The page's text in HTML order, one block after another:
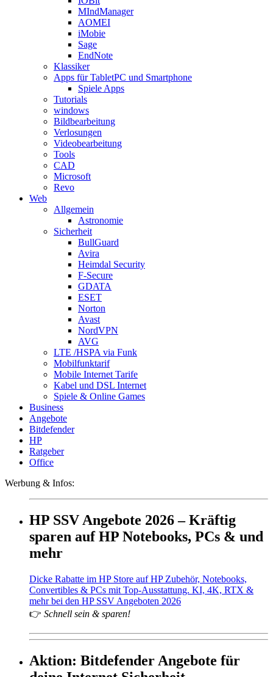
MIndManager
AOMEI
iMobie
Sage
EndNote
Klassiker
Apps für TabletPC und Smartphone
Spiele Apps
Tutorials
windows
Bildbearbeitung
Verlosungen
Videobearbeitung
Tools
CAD
Microsoft
Revo
Web
Allgemein
Astronomie
Sicherheit
BullGuard
Avira
Heimdal Security
F-Secure
GDATA
ESET
Norton
Avast
NordVPN
AVG
LTE /HSPA via Funk
Mobilfunktarif
Mobile Internet Tarife
Kabel und DSL Internet
Spiele & Online Games
Business
Angebote
Bitdefender
HP
Ratgeber
Office
Werbung & Infos:
HP SSV Angebote 2026 – Kräftig
sparen auf HP Notebooks, PCs & und
mehr
Dicke Rabatte im HP Store auf HP Zubehör, Notebooks,
Convertibles & PCs mit Top-Ausstattung. KI, 4K, RTX &
mehr bei den HP SSV Angeboten 2026
👉 Schnell sein & sparen!
Aktion: Bitdefender Angebote für